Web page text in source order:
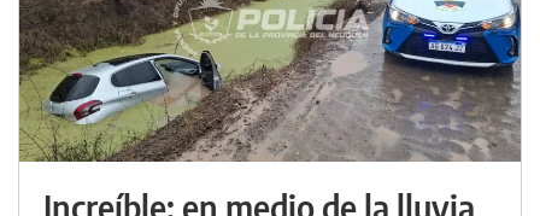
Increíble: en medio de la lluvia